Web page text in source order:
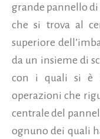
grande pannello
che si trova al
superiore
da un insieme di
con i quali si è
operazioni che
centrale del
ognuno dei quali